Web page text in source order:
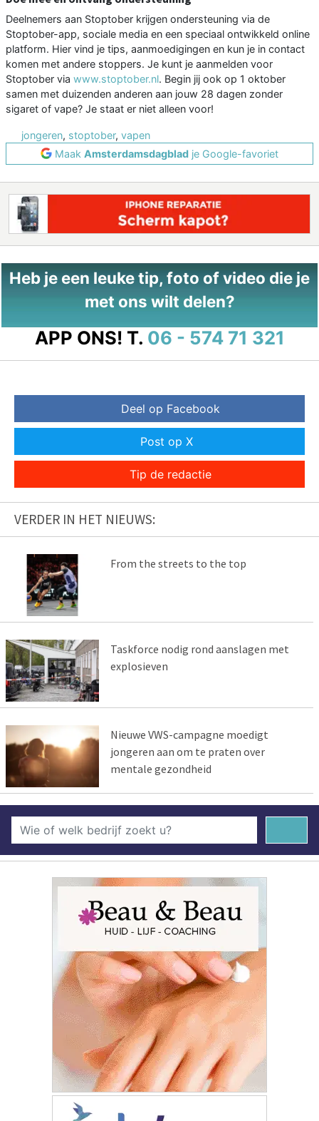
Deelnemers aan Stoptober krijgen ondersteuning via de
Stoptober-app, sociale media en een speciaal ontwikkeld online
platform. Hier vind je tips, aanmoedigingen en kun je in contact
komen met andere stoppers. Je kunt je aanmelden voor
Stoptober via www.stoptober.nl. Begin jij ook op 1 oktober
samen met duizenden anderen aan jouw 28 dagen zonder
sigaret of vape? Je staat er niet alleen voor!
jongeren, stoptober, vapen
Maak Amsterdamsdagblad je Google-favoriet
Heb je een leuke tip, foto of video die je
met ons wilt delen?
APP ONS! T. 06 - 574 71 321
Deel op Facebook
Post op X
Tip de redactie
VERDER IN HET NIEUWS:
From the streets to the top
Taskforce nodig rond aanslagen met
explosieven
Nieuwe VWS-campagne moedigt
jongeren aan om te praten over
mentale gezondheid